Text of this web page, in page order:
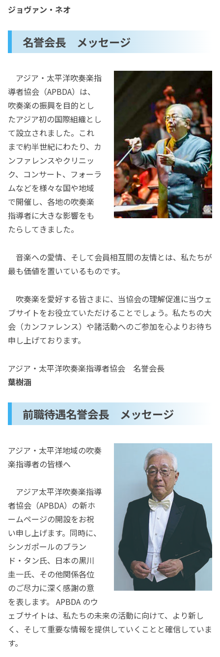
ジョヴァン・ネオ
名誉会長 メッセージ
アジア・太平洋吹奏楽指
導者協会（APBDA）は、
吹奏楽の振興を目的とし
たアジア初の国際組織とし
て設立されました。これ
まで約半世紀にわたり、カ
ンファレンスやクリニッ
ク、コンサート、フォーラ
ムなどを様々な国や地域
で開催し、各地の吹奏楽
指導者に大きな影響をも
たらしてきました。
音楽への愛情、そして会員相互間の友情とは、私たちが
最も価値を置いているものです。
吹奏楽を愛好する皆さまに、当協会の理解促進に当ウェ
ブサイトをお役立ていただけることでしょう。私たちの大
会（カンファレンス）や諸活動へのご参加を心よりお待ち
申し上げております。
アジア・太平洋吹奏楽指導者協会 名誉会長
葉樹涵
前職待遇名誉会長 メッセージ
アジア・太平洋地域の吹奏
楽指導者の皆様へ
アジア太平洋吹奏楽指導
者協会（APBDA）の新ホ
ームページの開設をお祝
い申し上げます。同時に、
シンガポールのブラン
ド・タン氏、日本の黒川
圭一氏、その他関係各位
のご尽力に深く感謝の意
を表します。 APBDA のウ
ェブサイトは、私たちの未来の活動に向けて、より新し
く、そして重要な情報を提供していくことと確信していま
す。